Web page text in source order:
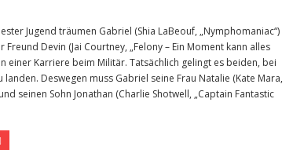
Jugend träumen Gabriel (Shia LaBeouf, „Nymphomaniac“)
Freund Devin (Jai Courtney, „Felony – Ein Moment kann alles
einer Karriere beim Militär. Tatsächlich gelingt es beiden, bei
landen. Deswegen muss Gabriel seine Frau Natalie (Kate Mara,
seinen Sohn Jonathan (Charlie Shotwell, „Captain Fantastic